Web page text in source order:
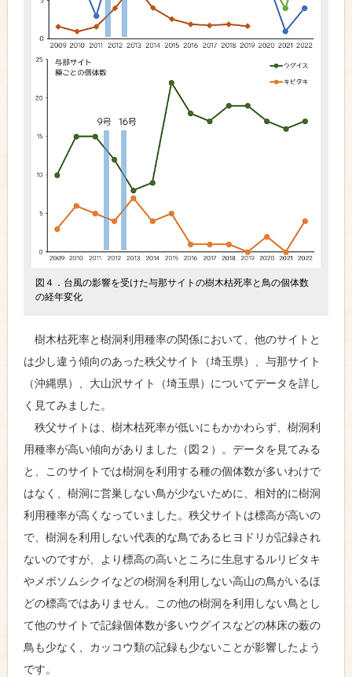
図４．台風の影響を受けた与那サイトの樹木枯死率と鳥の個体数
の経年変化
樹木枯死率と樹洞利用種率の関係において、他のサイトと
は少し違う傾向のあった秩父サイト（埼玉県）、与那サイト
（沖縄県）、大山沢サイト（埼玉県）についてデータを詳し
く見てみました。
秩父サイトは、樹木枯死率が低いにもかかわらず、樹洞利
用種率が高い傾向がありました（図２）。データを見てみる
と、このサイトでは樹洞を利用する種の個体数が多いわけで
はなく、樹洞に営巣しない鳥が少ないために、相対的に樹洞
利用種率が高くなっていました。秩父サイトは標高が高いの
で、樹洞を利用しない代表的な鳥であるヒヨドリが記録され
ないのですが、より標高の高いところに生息するルリビタキ
やメボソムシクイなどの樹洞を利用しない高山の鳥がいるほ
どの標高ではありません。この他の樹洞を利用しない鳥とし
て他のサイトで記録個体数が多いウグイスなどの林床の薮の
鳥も少なく、カッコウ類の記録も少ないことが影響したよう
です。